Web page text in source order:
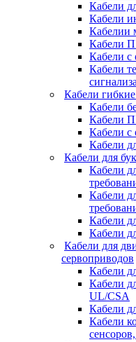
Кабели
Кабели
Кабелии
Кабели
Кабели с
Кабели
Кабели
Кабели
Кабели
Кабели
Кабели
Кабели для
Кабели
Кабели
Кабели
Кабели
Кабели для
сервоприводов
Кабели
Кабели
UL/CSA
Кабели
Кабели